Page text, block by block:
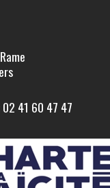
02 41 60 47 47